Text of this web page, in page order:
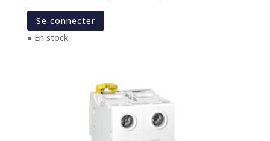
Se connecter
● En stock